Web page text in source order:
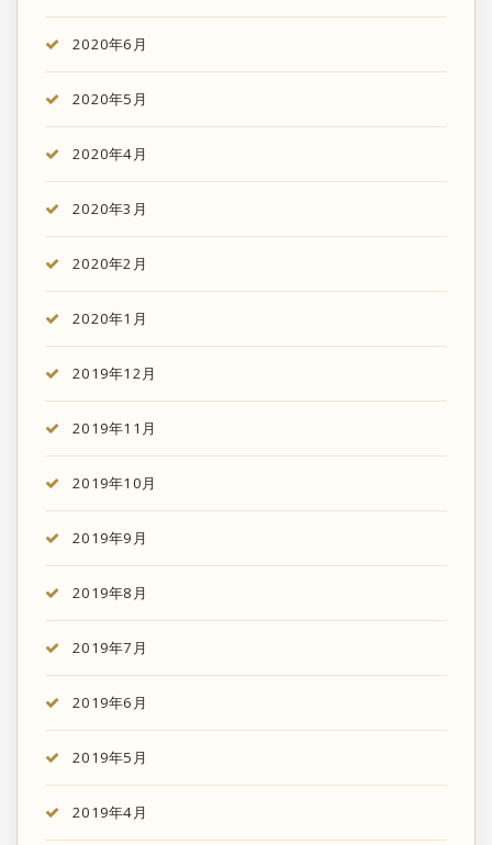
2020年6月
2020年5月
2020年4月
2020年3月
2020年2月
2020年1月
2019年12月
2019年11月
2019年10月
2019年9月
2019年8月
2019年7月
2019年6月
2019年5月
2019年4月